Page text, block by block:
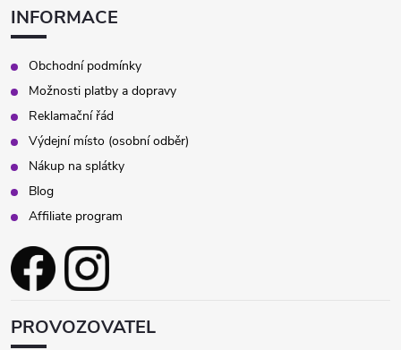
INFORMACE
Obchodní podmínky
Možnosti platby a dopravy
Reklamační řád
Výdejní místo (osobní odběr)
Nákup na splátky
Blog
Affiliate program
PROVOZOVATEL